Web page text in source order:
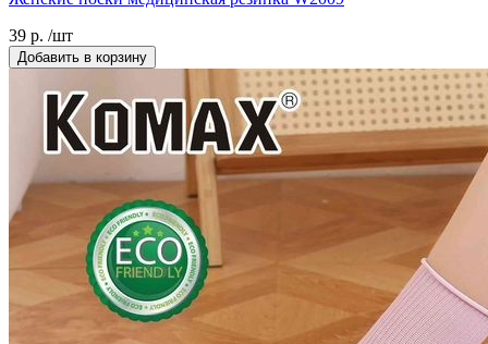
39 р. /шт
Добавить в корзину